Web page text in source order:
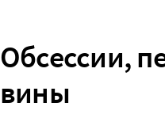
Обсессии,
вины